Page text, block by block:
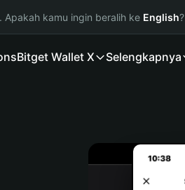
. Apakah kamu ingin beralih ke English?
Bitget Wallet X Selengkapnya